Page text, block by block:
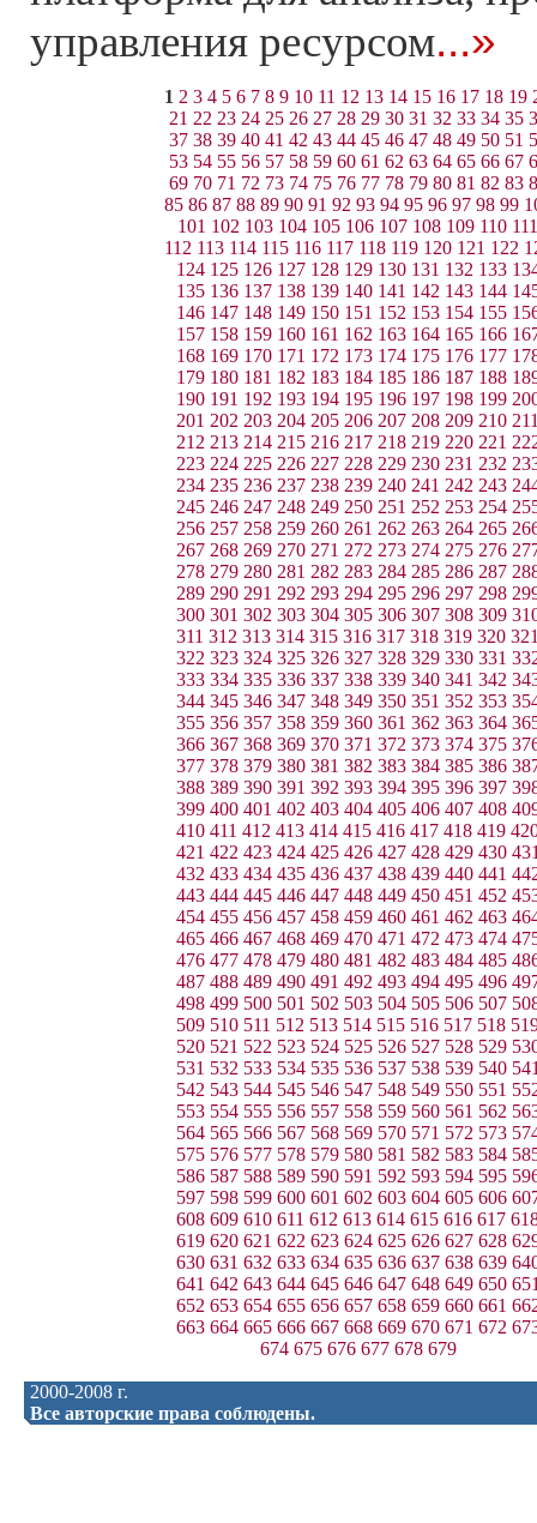
управления ресурсом...»
1 2 3 4 5 6 7 8 9 10 11 12 13 14 15 16 17 18 19
21 22 23 24 25 26 27 28 29 30 31 32 33 34 35
37 38 39 40 41 42 43 44 45 46 47 48 49 50 51
53 54 55 56 57 58 59 60 61 62 63 64 65 66 67
69 70 71 72 73 74 75 76 77 78 79 80 81 82 83
85 86 87 88 89 90 91 92 93 94 95 96 97 98 99
101 102 103 104 105 106 107 108 109 110 111
112 113 114 115 116 117 118 119 120 121 122
124 125 126 127 128 129 130 131 132 133
135 136 137 138 139 140 141 142 143 144
146 147 148 149 150 151 152 153 154 155
157 158 159 160 161 162 163 164 165 166
168 169 170 171 172 173 174 175 176 177
179 180 181 182 183 184 185 186 187 188
190 191 192 193 194 195 196 197 198 199
201 202 203 204 205 206 207 208 209 210
212 213 214 215 216 217 218 219 220 221
223 224 225 226 227 228 229 230 231 232
234 235 236 237 238 239 240 241 242 243
245 246 247 248 249 250 251 252 253 254
256 257 258 259 260 261 262 263 264 265
267 268 269 270 271 272 273 274 275 276
278 279 280 281 282 283 284 285 286 287
289 290 291 292 293 294 295 296 297 298
300 301 302 303 304 305 306 307 308 309
311 312 313 314 315 316 317 318 319 320
322 323 324 325 326 327 328 329 330 331
333 334 335 336 337 338 339 340 341 342
344 345 346 347 348 349 350 351 352 353
355 356 357 358 359 360 361 362 363 364
366 367 368 369 370 371 372 373 374 375
377 378 379 380 381 382 383 384 385 386
388 389 390 391 392 393 394 395 396 397
399 400 401 402 403 404 405 406 407 408
410 411 412 413 414 415 416 417 418 419
421 422 423 424 425 426 427 428 429 430
432 433 434 435 436 437 438 439 440 441
443 444 445 446 447 448 449 450 451 452
454 455 456 457 458 459 460 461 462 463
465 466 467 468 469 470 471 472 473 474
476 477 478 479 480 481 482 483 484 485
487 488 489 490 491 492 493 494 495 496
498 499 500 501 502 503 504 505 506 507
509 510 511 512 513 514 515 516 517 518
520 521 522 523 524 525 526 527 528 529
531 532 533 534 535 536 537 538 539 540
542 543 544 545 546 547 548 549 550 551
553 554 555 556 557 558 559 560 561 562
564 565 566 567 568 569 570 571 572 573
575 576 577 578 579 580 581 582 583 584
586 587 588 589 590 591 592 593 594 595
597 598 599 600 601 602 603 604 605 606
608 609 610 611 612 613 614 615 616 617
619 620 621 622 623 624 625 626 627 628
630 631 632 633 634 635 636 637 638 639
641 642 643 644 645 646 647 648 649 650
652 653 654 655 656 657 658 659 660 661
663 664 665 666 667 668 669 670 671 672
674 675 676 677 678 679
2000-2008 г.
Все авторские права соблюдены.